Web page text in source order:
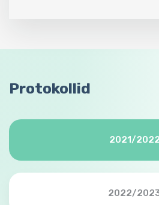
Protokollid
2021/2022
2022/